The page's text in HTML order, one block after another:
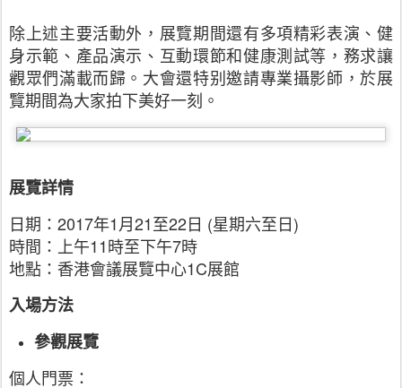
除上述主要活動外，展覽期間還有多項精彩表演、健
身示範、產品演示、互動環節和健康測試等，務求讓
觀眾們滿載而歸。大會還特别邀請專業攝影師，於展
覽期間為大家拍下美好一刻。
展覽詳情
日期：2017年1月21至22日 (星期六至日)
時間：上午11時至下午7時
地點：香港會議展覽中心1C展館
入場方法
參觀展覽
個人門票：